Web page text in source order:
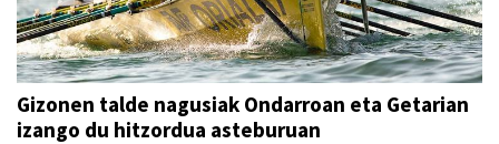
Gizonen talde nagusiak Ondarroan eta Getarian
izango du hitzordua asteburuan